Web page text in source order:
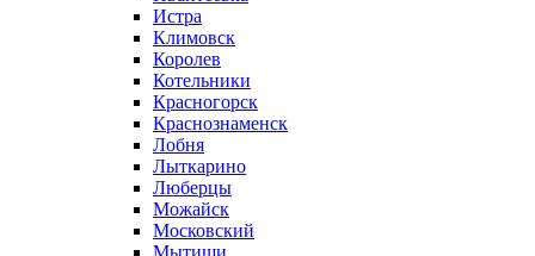
Истра
Климовск
Королев
Котельники
Красногорск
Краснознаменск
Лобня
Лыткарино
Люберцы
Можайск
Московский
Мытищи